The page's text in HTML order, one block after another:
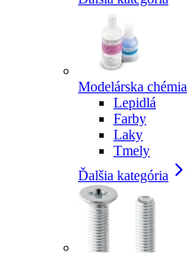
Modelárska chémia
Lepidlá
Farby
Laky
Tmely
Ďalšia kategória